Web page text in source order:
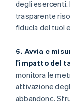
degli esercenti.
trasparente
fiducia dei tuoi
6. Avvia e
l'impatto del
monitora le
attivazione
abbandono.